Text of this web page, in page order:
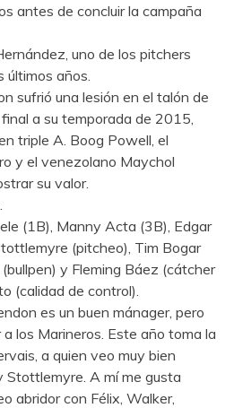
antes de concluir la campaña
uno de los pitchers
años.
sufrió una lesión en el talón de
a su temporada de 2015,
triple A. Boog Powell, el
y el venezolano Maychol
su valor.
(1B), Manny Acta (3B), Edgar
(pitcheo), Tim Bogar
y Fleming Báez (cátcher
(calidad de control).
es un buen mánager, pero
los Marineros. Este año toma la
a quien veo muy bien
A mí me gusta
abridor con Félix, Walker,